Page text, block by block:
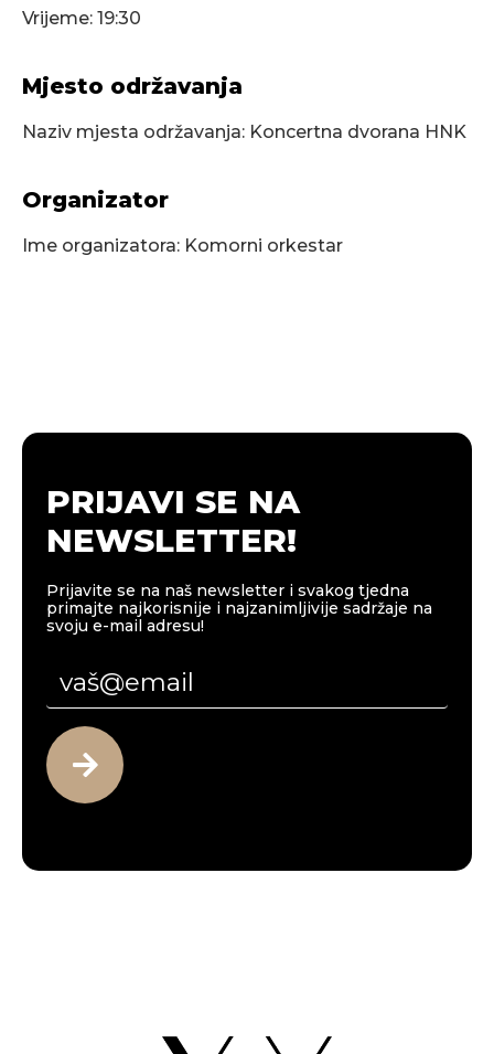
Vrijeme: 19:30
Mjesto održavanja
Naziv mjesta održavanja: Koncertna dvorana HNK
Organizator
Ime organizatora: Komorni orkestar
PRIJAVI SE NA
NEWSLETTER!
Prijavite se na naš newsletter i svakog tjedna
primajte najkorisnije i najzanimljivije sadržaje na
svoju e-mail adresu!